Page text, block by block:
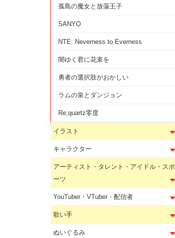
孤島の魔女と放蕩王子
SANYO
NTE: Neverness to Everness
闇ゆく君に花束を
勇者の選択肢がおかしい
ラムの泉とダンジョン
Re;quartz零度
イラスト
キャラクター
アーティスト・タレント・アイドル・スポ
ーツ
YouTuber・VTuber・配信者
歌い手
ぬいぐるみ